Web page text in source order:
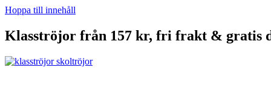
Hoppa till innehåll
Klasströjor från 157 kr, fri frakt & gratis